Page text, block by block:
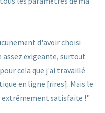
d'avoir choisi
assez exigeante, surtout
cela que j'ai travaillé
en ligne [rires]. Mais le
extrêmement satisfaite !"